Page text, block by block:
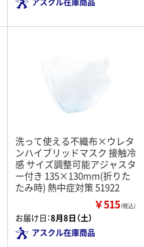
洗って使える不織布×ウレタ
ンハイブリッドマスク 接触冷
感 サイズ調整可能アジャスタ
ー付き 135×130mm(折りた
たみ時) 熱中症対策 51922
￥515（税込）
お届け日：8月8日（土）
アスクル在庫商品